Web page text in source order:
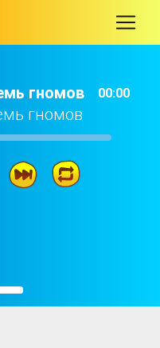
гномов
гномов
00:00